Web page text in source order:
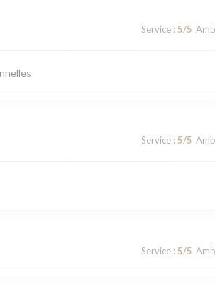
Service : 5/5
Service : 5/5
Service : 5/5